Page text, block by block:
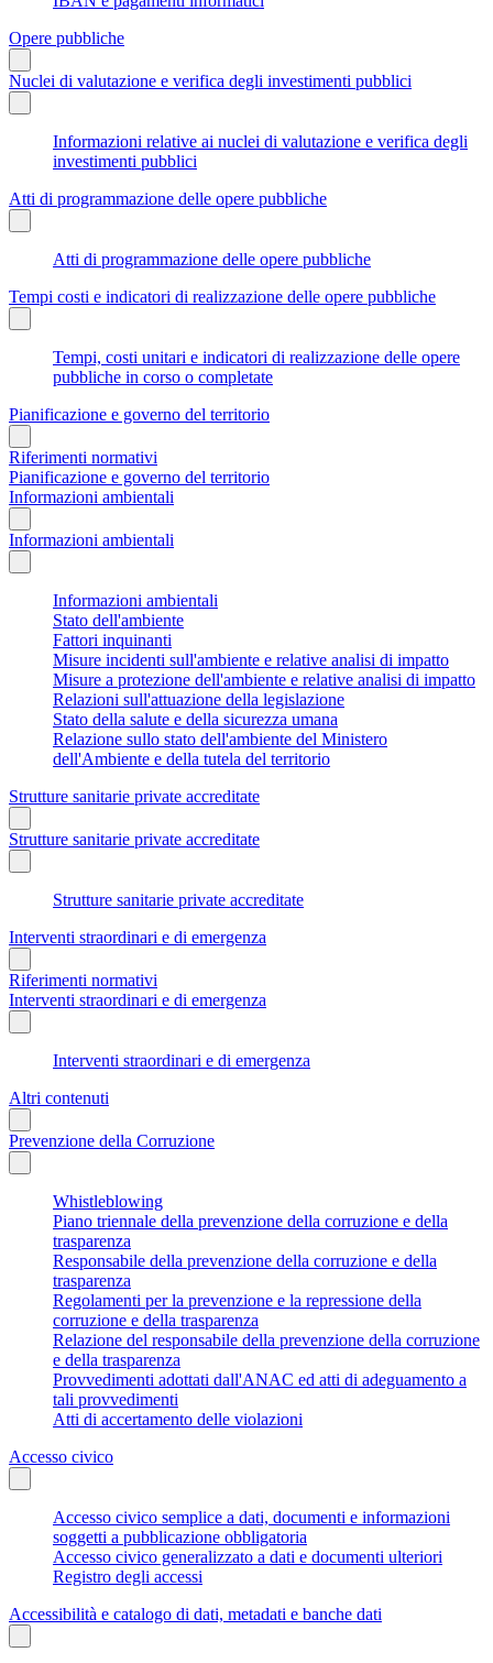
Opere pubbliche
Nuclei di valutazione e verifica degli investimenti pubblici
Informazioni relative ai nuclei di valutazione e verifica degli
investimenti pubblici
Atti di programmazione delle opere pubbliche
Atti di programmazione delle opere pubbliche
Tempi costi e indicatori di realizzazione delle opere pubbliche
Tempi, costi unitari e indicatori di realizzazione delle opere
pubbliche in corso o completate
Pianificazione e governo del territorio
Riferimenti normativi
Pianificazione e governo del territorio
Informazioni ambientali
Informazioni ambientali
Informazioni ambientali
Stato dell'ambiente
Fattori inquinanti
Misure incidenti sull'ambiente e relative analisi di impatto
Misure a protezione dell'ambiente e relative analisi di impatto
Relazioni sull'attuazione della legislazione
Stato della salute e della sicurezza umana
Relazione sullo stato dell'ambiente del Ministero
dell'Ambiente e della tutela del territorio
Strutture sanitarie private accreditate
Strutture sanitarie private accreditate
Strutture sanitarie private accreditate
Interventi straordinari e di emergenza
Riferimenti normativi
Interventi straordinari e di emergenza
Interventi straordinari e di emergenza
Altri contenuti
Prevenzione della Corruzione
Whistleblowing
Piano triennale della prevenzione della corruzione e della
trasparenza
Responsabile della prevenzione della corruzione e della
trasparenza
Regolamenti per la prevenzione e la repressione della
corruzione e della trasparenza
Relazione del responsabile della prevenzione della corruzione
e della trasparenza
Provvedimenti adottati dall'ANAC ed atti di adeguamento a
tali provvedimenti
Atti di accertamento delle violazioni
Accesso civico
Accesso civico semplice a dati, documenti e informazioni
soggetti a pubblicazione obbligatoria
Accesso civico generalizzato a dati e documenti ulteriori
Registro degli accessi
Accessibilità e catalogo di dati, metadati e banche dati